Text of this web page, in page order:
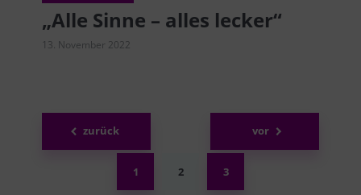
„Alle Sinne – alles lecker“
13. November 2022
Seitennummerierung
der
zurück
1 2 3
vor